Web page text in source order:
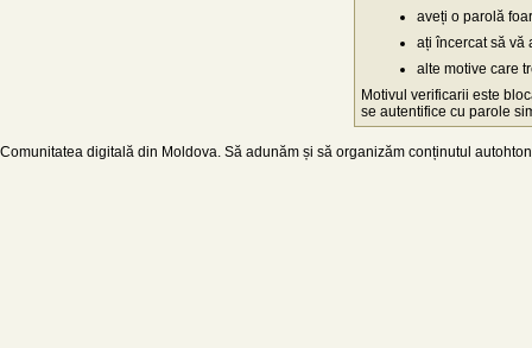
aveți o parolă
ați încercat să vă
alte motive care
Motivul verificarii este
se autentifice cu parole
Comunitatea digitală din Moldova. Să adunăm și să organizăm conținutul